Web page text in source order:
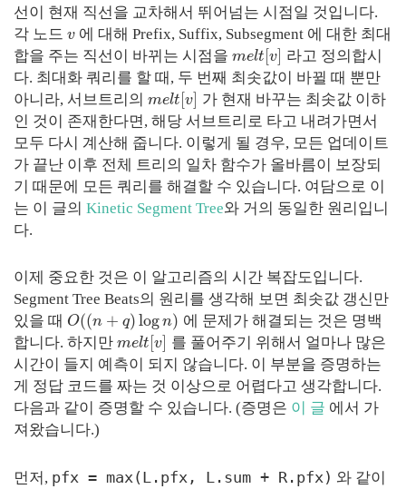
선이 현재 직선을 교차해서 뛰어넘는 시점일 것입니다.
각 노드 v 에 대해 Prefix, Suffix, Subsegment 에 대한 최대
합을 주는 직선이 바뀌는 시점을 melt [v] 라고 정의합시
다. 최대화 쿼리를 할 때, 두 번째 최솟값이 바뀔 때 뿐만
아니라, 서브트리의 melt [v] 가 현재 바꾸는 최솟값 이하
인 것이 존재한다면, 해당 서브트리로 타고 내려가면서
모두 다시 계산해 줍니다. 이렇게 될 경우, 모든 업데이트
가 끝난 이후 전체 트리의 일차 함수가 올바름이 보장되
기 때문에 모든 쿼리를 해결할 수 있습니다. 여담으로 이
는 이 글의 Kinetic Segment Tree와 거의 동일한 원리입니
다.
이제 중요한 것은 이 알고리즘의 시간 복잡도입니다.
Segment Tree Beats의 원리를 생각해 보면 최솟값 갱신만
있을 때 O((n + q) logn) 에 문제가 해결되는 것은 명백
합니다. 하지만 melt [v] 를 풀어주기 위해서 얼마나 많은
시간이 들지 예측이 되지 않습니다. 이 부분을 증명하는
게 정답 코드를 짜는 것 이상으로 어렵다고 생각합니다.
다음과 같이 증명할 수 있습니다. (증명은 이 글 에서 가
져왔습니다.)
먼저, pfx = max(L.pfx, L.sum + R.pfx) 와 같이